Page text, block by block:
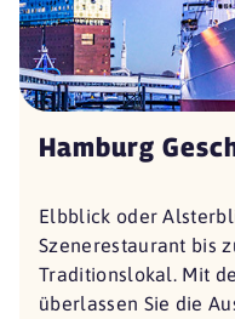
Hamburg
Elbblick oder
Szenerestaurant bis
Traditionslokal. Mit
überlassen Sie die